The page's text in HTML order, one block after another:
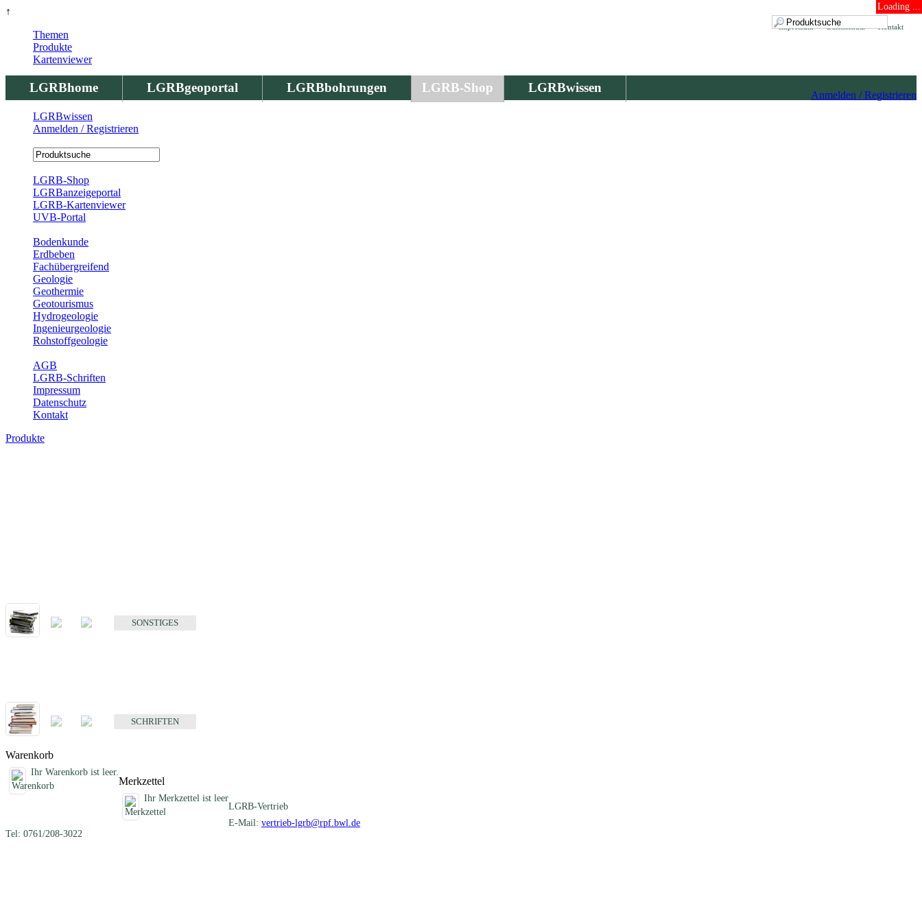
↑ Loading ...
Kontakt
Datenschutz
Impressum
LGRBhome LGRBgeoportal LGRBbohrungen LGRB-Shop LGRBwissen
Anmelden / Registrieren
Themen
Produkte
Kartenviewer
LGRBwissen
Anmelden / Registrieren
LGRB-Shop
LGRBanzeigeportal
LGRB-Kartenviewer
UVB-Portal
Bodenkunde
Erdbeben
Fachübergreifend
Geologie
Geothermie
Geotourismus
Hydrogeologie
Ingenieurgeologie
Rohstoffgeologie
AGB
LGRB-Schriften
Impressum
Datenschutz
Kontakt
Produkte
SONSTIGES
SCHRIFTEN
Warenkorb
Ihr Warenkorb ist leer.
Merkzettel
Ihr Merkzettel ist leer
LGRB-Vertrieb
E-Mail: vertrieb-lgrb@rpf.bwl.de
Tel: 0761/208-3022